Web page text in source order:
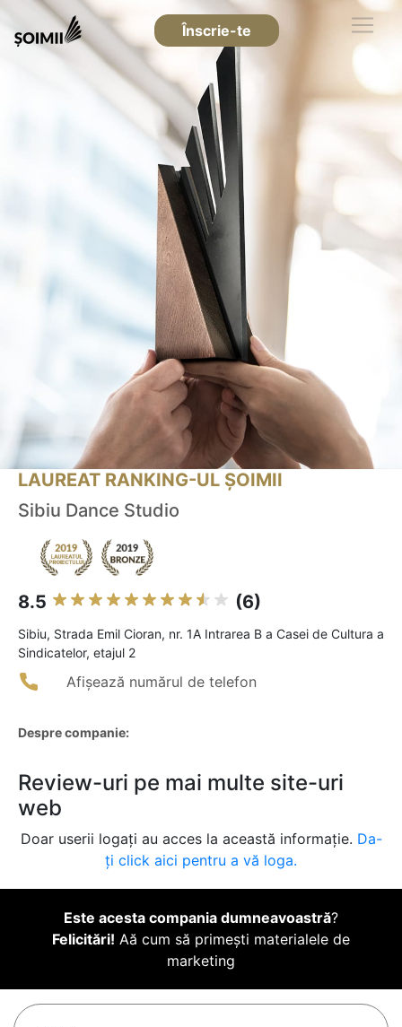
Înscrie-te
LAUREAT RANKING-UL ȘOIMII
Sibiu Dance Studio
8.5 (6)
Sibiu, Strada Emil Cioran, nr. 1A Intrarea B a Casei de Cultura a
Sindicatelor, etajul 2
Afișează numărul de telefon
Despre companie:
Review-uri pe mai multe site-uri
web
Doar userii logați au acces la această informație. Da-
ți click aici pentru a vă loga.
Este acesta compania dumneavoastră?
Felicitări! Aă cum să primești materialele de
marketing